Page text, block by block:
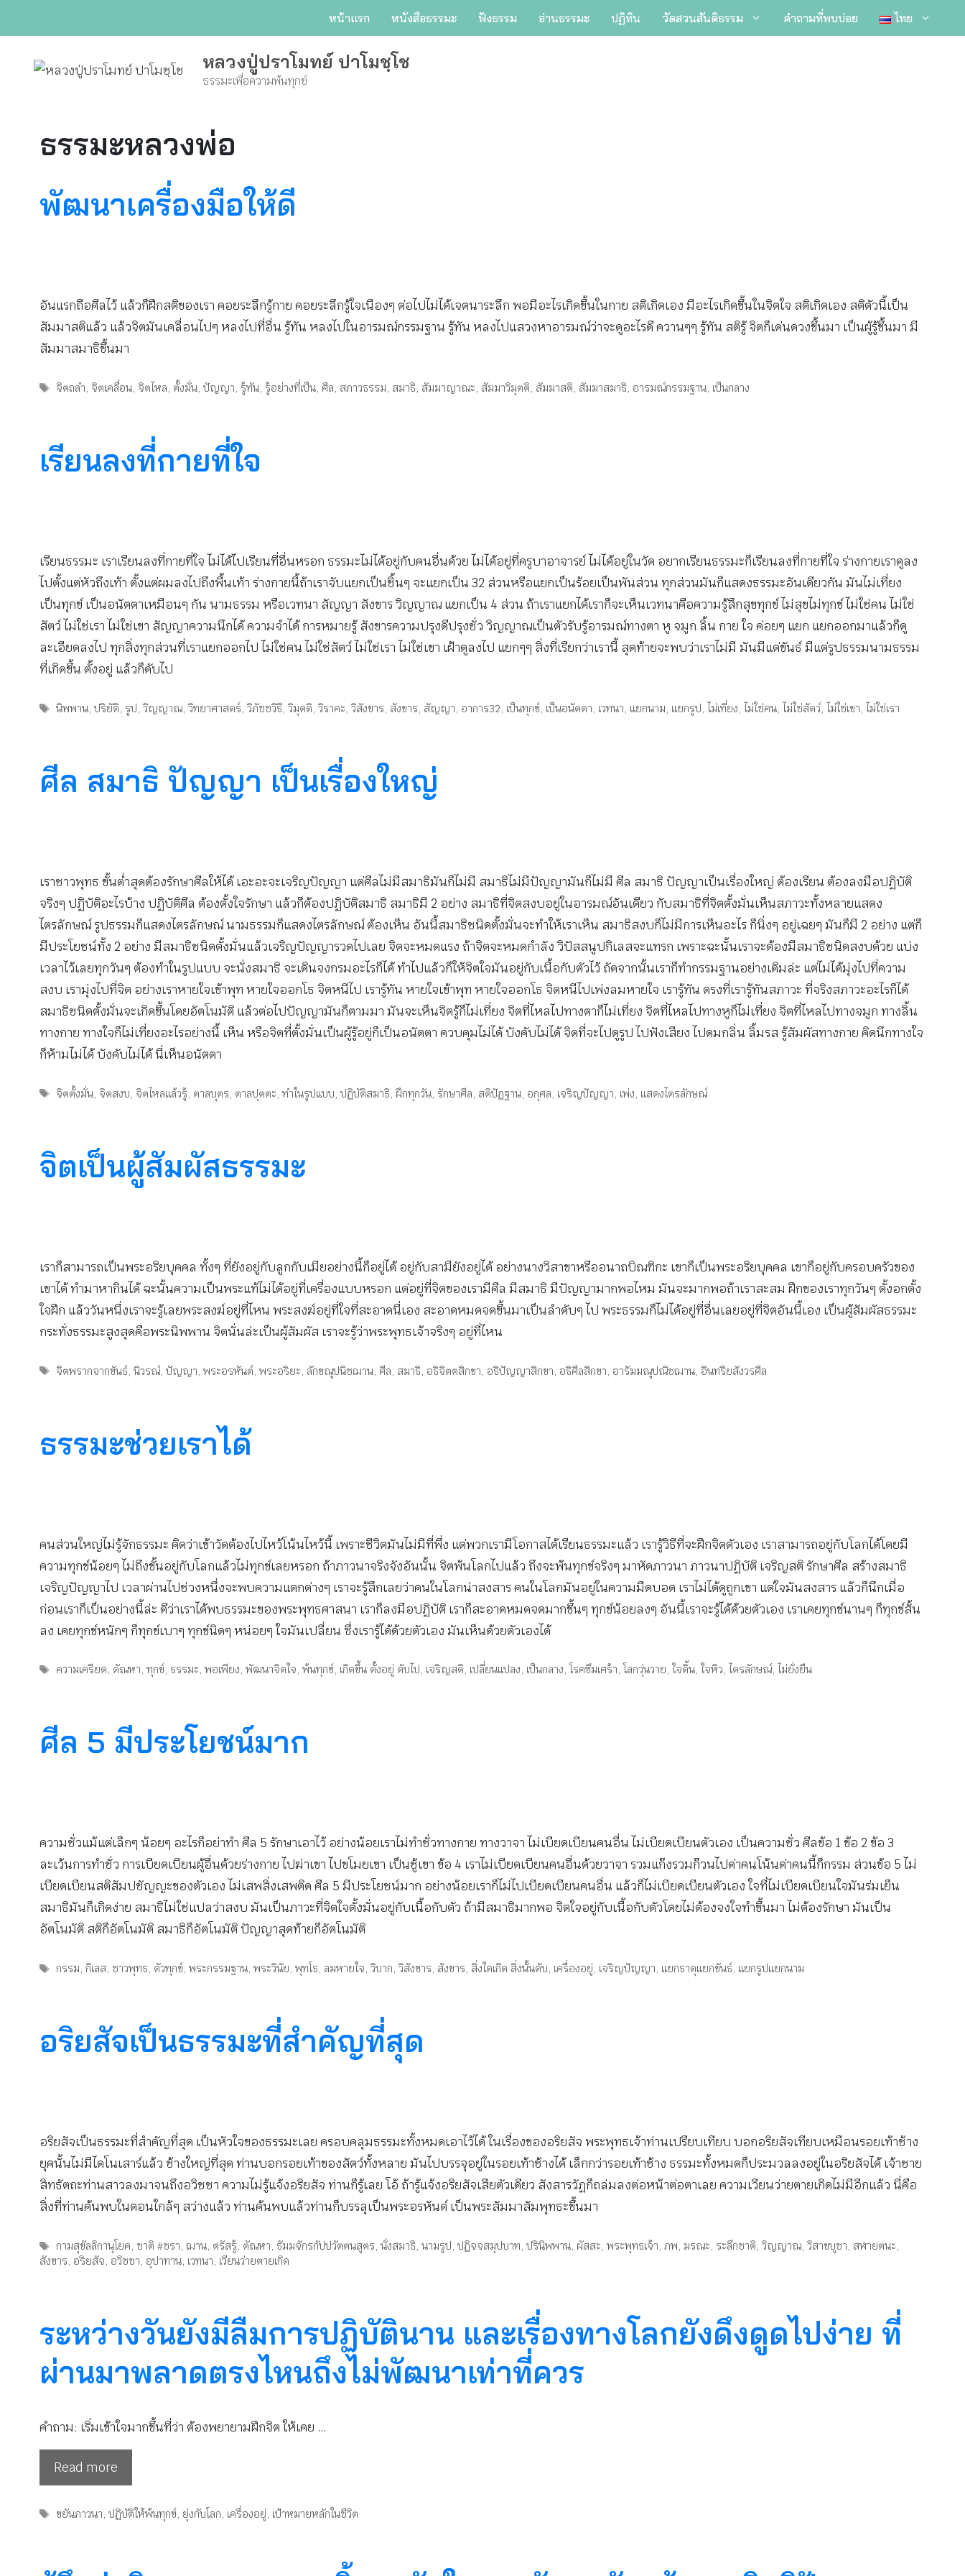
หน้าแรก หนังสือธรรมะ ฟังธรรม อ่านธรรมะ ปฏิทิน วัดสวนสันติธรรม คำถามที่พบบ่อย ไทย
หลวงปู่ปราโมทย์ ปาโมชฺโช
ธรรมะเพื่อความพ้นทุกข์
ธรรมะหลวงพ่อ
พัฒนาเครื่องมือให้ดี
อันแรกถือศีลไว้ แล้วก็ฝึกสติของเรา คอยระลึกรู้กาย คอยระลึกรู้ใจเนืองๆ ต่อไปไม่ได้เจตนาระลึก พอมีอะไรเกิดขึ้นในกาย สติเกิดเอง มีอะไรเกิดขึ้นในจิตใจ สติเกิดเอง สติตัวนี้เป็น
สัมมาสติแล้ว แล้วจิตมันเคลื่อนไปๆ หลงไปที่อื่น รู้ทัน หลงไปในอารมณ์กรรมฐาน รู้ทัน หลงไปแสวงหาอารมณ์ว่าจะดูอะไรดี ควานๆๆ รู้ทัน สติรู้ จิตก็เด่นดวงขึ้นมา เป็นผู้รู้ขึ้นมา มี
สัมมาสมาธิขึ้นมา
Tags
จิตถลำ, จิตเคลื่อน, จิตไหล, ตั้งมั่น,ปัญญา, รู้ทัน, รู้อย่างที่เป็น, ศีล, สภาวธรรม, สมาธิ, สัมมาญาณะ, สัมมาวิมุตติ, สัมมาสติ, สัมมาสมาธิ, อารมณ์กรรมฐาน, เป็นกลาง
เรียนลงที่กายที่ใจ
เรียนธรรมะ เราเรียนลงที่กายที่ใจ ไม่ได้ไปเรียนที่อื่นหรอก ธรรมะไม่ได้อยู่กับคนอื่นด้วย ไม่ได้อยู่ที่ครูบาอาจารย์ ไม่ได้อยู่ในวัด อยากเรียนธรรมะก็เรียนลงที่กายที่ใจ ร่างกายเราดูลง
ไปตั้งแต่หัวถึงเท้า ตั้งแต่ผมลงไปถึงพื้นเท้า ร่างกายนี้ถ้าเราจับแยกเป็นชิ้นๆ จะแยกเป็น 32 ส่วนหรือแยกเป็นร้อยเป็นพันส่วน ทุกส่วนมันก็แสดงธรรมะอันเดียวกัน มันไม่เที่ยง
เป็นทุกข์ เป็นอนัตตาเหมือนๆ กัน นามธรรม หรือเวทนา สัญญา สังขาร วิญญาณ แยกเป็น 4 ส่วน ถ้าเราแยกได้เราก็จะเห็นเวทนาคือความรู้สึกสุขทุกข์ ไม่สุขไม่ทุกข์ ไม่ใช่คน ไม่ใช่
สัตว์ ไม่ใช่เรา ไม่ใช่เขา สัญญาความนึกได้ ความจำได้ การหมายรู้ สังขารความปรุงดีปรุงชั่ว วิญญาณเป็นตัวรับรู้อารมณ์ทางตา หู จมูก ลิ้น กาย ใจ ค่อยๆ แยก แยกออกมาแล้วก็ดู
ละเอียดลงไป ทุกสิ่งทุกส่วนที่เราแยกออกไป ไม่ใช่คน ไม่ใช่สัตว์ ไม่ใช่เรา ไม่ใช่เขา เฝ้าดูลงไป แยกๆๆ สิ่งที่เรียกว่าเรานี้ สุดท้ายจะพบว่าเราไม่มี มันมีแต่ขันธ์ มีแต่รูปธรรมนามธรรม
ที่เกิดขึ้น ตั้งอยู่ แล้วก็ดับไป
Tags
นิพพาน ,ปริยัติ รูป ,วิญญาณ ,วิทยาศาสตร์ ,วิภัชชวิธี ,วิมุตติ ,วิราคะ ,วิสังขาร สังขาร สัญญา อาการ32 เป็นทุกข์ เป็นอนัตตา เวทนา แยกนาม แยกรูป ไม่เที่ยง ไม่ใช่คน ไม่ใช่สัตว์ ไม่ใช่เขา ไม่ใช่เรา
ศีล สมาธิ ปัญญา เป็นเรื่องใหญ่
เราชาวพุทธ ขั้นต่ำสุดต้องรักษาศีลให้ได้ เอะอะจะเจริญปัญญา แต่ศีลไม่มีสมาธิมันก็ไม่มี สมาธิไม่มีปัญญามันก็ไม่มี ศีล สมาธิ ปัญญาเป็นเรื่องใหญ่ ต้องเรียน ต้องลงมือปฏิบัติ
จริงๆ ปฏิบัติอะไรบ้าง ปฏิบัติศีล ต้องตั้งใจรักษา แล้วก็ต้องปฏิบัติสมาธิ สมาธิมี 2 อย่าง สมาธิที่จิตสงบอยู่ในอารมณ์อันเดียว กับสมาธิที่จิตตั้งมั่นเห็นสภาวะทั้งหลายแสดง
ไตรลักษณ์ รูปธรรมก็แสดงไตรลักษณ์ นามธรรมก็แสดงไตรลักษณ์ ต้องเห็น อันนี้สมาธิชนิดตั้งมั่นจะทำให้เราเห็น สมาธิสงบก็ไม่มีการเห็นอะไร ก็นิ่งๆ อยู่เฉยๆ มันก็มี 2 อย่าง แต่ก็
มีประโยชน์ทั้ง 2 อย่าง มีสมาธิชนิดตั้งมั่นแล้วเจริญปัญญารวดไปเลย จิตจะหมดแรง ถ้าจิตจะหมดกำลัง วิปัสสนูปกิเลสจะแทรก เพราะฉะนั้นเราจะต้องมีสมาธิชนิดสงบด้วย แบ่ง
เวลาไว้เลยทุกวันๆ ต้องทำในรูปแบบ จะนั่งสมาธิ จะเดินจงกรมอะไรก็ได้ ทำไปแล้วก็ให้จิตใจมันอยู่กับเนื้อกับตัวไว้ ถัดจากนั้นเราก็ทำกรรมฐานอย่างเดิมล่ะ แต่ไม่ได้มุ่งไปที่ความ
สงบ เรามุ่งไปที่จิต อย่างเราหายใจเข้าพุท หายใจออกโธ จิตหนีไป เรารู้ทัน หายใจเข้าพุท หายใจออกโธ จิตหนีไปเพ่งลมหายใจ เรารู้ทัน ตรงที่เรารู้ทันสภาวะ ที่จริงสภาวะอะไรก็ได้
สมาธิชนิดตั้งมั่นจะเกิดขึ้นโดยอัตโนมัติ แล้วต่อไปปัญญามันก็ตามมา มันจะเห็นจิตรู้ก็ไม่เที่ยง จิตที่ไหลไปทางตาก็ไม่เที่ยง จิตที่ไหลไปทางหูก็ไม่เที่ยง จิตที่ไหลไปทางจมูก ทางลิ้น
ทางกาย ทางใจก็ไม่เที่ยงอะไรอย่างนี้ เห็น หรือจิตที่ตั้งมั่นเป็นผู้รู้อยู่ก็เป็นอนัตตา ควบคุมไม่ได้ บังคับไม่ได้ จิตที่จะไปดูรูป ไปฟังเสียง ไปดมกลิ่น ลิ้มรส รู้สัมผัสทางกาย คิดนึกทางใจ
ก็ห้ามไม่ได้ บังคับไม่ได้ นี่เห็นอนัตตา
Tags
จิตตั้งมั่น จิตสงบ จิตไหลแล้วรู้ ตาลบุตร ตาลปุตตะ ,ทำในรูปแบบ ,ปฏิบัติสมาธิ ,ฝึกทุกวัน รักษาศีล สติปัฏฐาน อกุศล เจริญปัญญา เพ่ง แสดงไตรลักษณ์
จิตเป็นผู้สัมผัสธรรมะ
เราก็สามารถเป็นพระอริยบุคคล ทั้งๆ ที่ยังอยู่กับลูกกับเมียอย่างนี้ก็อยู่ได้ อยู่กับสามียังอยู่ได้ อย่างนางวิสาขาหรืออนาถบิณฑิกะ เขาก็เป็นพระอริยบุคคล เขาก็อยู่กับครอบครัวของ
เขาได้ ทำมาหากินได้ ฉะนั้นความเป็นพระแท้ไม่ได้อยู่ที่เครื่องแบบหรอก แต่อยู่ที่จิตของเรามีศีล มีสมาธิ มีปัญญามากพอไหม มันจะมากพอถ้าเราสะสม ฝึกของเราทุกวันๆ ตั้งอกตั้ง
ใจฝึก แล้ววันหนึ่งเราจะรู้เลยพระสงฆ์อยู่ที่ไหน พระสงฆ์อยู่ที่ใจที่สะอาดนี่เอง สะอาดหมดจดขึ้นมาเป็นลำดับๆ ไป พระธรรมก็ไม่ได้อยู่ที่อื่นเลยอยู่ที่จิตอันนี้เอง เป็นผู้สัมผัสธรรมะ
กระทั่งธรรมะสูงสุดคือพระนิพพาน จิตนั่นล่ะเป็นผู้สัมผัส เราจะรู้ว่าพระพุทธเจ้าจริงๆ อยู่ที่ไหน
Tags
จิตพรากจากขันธ์ ,นิวรณ์ ,ปัญญา ,พระอรหันต์ ,พระอริยะ ลักขณูปนิชฌาน ศีล สมาธิ อธิจิตตสิกขา อธิปัญญาสิกขา อธิศีลสิกขา อารัมมณูปณิชฌาน อินทรียสังวรศีล
ธรรมะช่วยเราได้
คนส่วนใหญ่ไม่รู้จักธรรมะ คิดว่าเข้าวัดต้องไปไหว้โน้นไหว้นี้ เพราะชีวิตมันไม่มีที่พึ่ง แต่พวกเรามีโอกาสได้เรียนธรรมะแล้ว เรารู้วิธีที่จะฝึกจิตตัวเอง เราสามารถอยู่กับโลกได้โดยมี
ความทุกข์น้อยๆ ไม่ถึงขั้นอยู่กับโลกแล้วไม่ทุกข์เลยหรอก ถ้าภาวนาจริงจังอันนั้น จิตพ้นโลกไปแล้ว ถึงจะพ้นทุกข์จริงๆ มาหัดภาวนา ภาวนาปฏิบัติ เจริญสติ รักษาศีล สร้างสมาธิ
เจริญปัญญาไป เวลาผ่านไปช่วงหนึ่งจะพบความแตกต่างๆ เราจะรู้สึกเลยว่าคนในโลกน่าสงสาร คนในโลกมันอยู่ในความมืดบอด เราไม่ได้ดูถูกเขา แต่ใจมันสงสาร แล้วก็นึกเมื่อ
ก่อนเราก็เป็นอย่างนี้ล่ะ ดีว่าเราได้พบธรรมะของพระพุทธศาสนา เราก็ลงมือปฏิบัติ เราก็สะอาดหมดจดมากขึ้นๆ ทุกข์น้อยลงๆ อันนี้เราจะรู้ได้ด้วยตัวเอง เราเคยทุกข์นานๆ ก็ทุกข์สั้น
ลง เคยทุกข์หนักๆ ก็ทุกข์เบาๆ ทุกข์นิดๆ หน่อยๆ ใจมันเปลี่ยน ซึ่งเรารู้ได้ด้วยตัวเอง มันเห็นด้วยตัวเองได้
Tags
ความเครียด, ตัณหา,ทุกข์, ธรรมะ,พอเพียง,พัฒนาจิตใจ,พ้นทุกข์, เกิดขึ้น ตั้งอยู่ ดับไป, เจริญสติ, เปลี่ยนแปลง, เป็นกลาง, โรคซึมเศร้า, โลกวุ่นวาย,ใจดิ้น,ใจหิว, ไตรลักษณ์, ไม่ยั่งยืน
ศีล 5 มีประโยชน์มาก
ความชั่วแม้แต่เล็กๆ น้อยๆ อะไรก็อย่าทำ ศีล 5 รักษาเอาไว้ อย่างน้อยเราไม่ทำชั่วทางกาย ทางวาจา ไม่เบียดเบียนคนอื่น ไม่เบียดเบียนตัวเอง เป็นความชั่ว ศีลข้อ 1 ข้อ 2 ข้อ 3
ละเว้นการทำชั่ว การเบียดเบียนผู้อื่นด้วยร่างกาย ไปฆ่าเขา ไปขโมยเขา เป็นชู้เขา ข้อ 4 เราไม่เบียดเบียนคนอื่นด้วยวาจา รวมแก๊งรวมก๊วนไปด่าคนโน้นด่าคนนี้ก็กรรม ส่วนข้อ 5 ไม่
เบียดเบียนสติสัมปชัญญะของตัวเอง ไม่เสพสิ่งเสพติด ศีล 5 มีประโยชน์มาก อย่างน้อยเราก็ไม่ไปเบียดเบียนคนอื่น แล้วก็ไม่เบียดเบียนตัวเอง ใจที่ไม่เบียดเบียนใจมันร่มเย็น
สมาธิมันก็เกิดง่าย สมาธิไม่ใช่แปลว่าสงบ มันเป็นภาวะที่จิตใจตั้งมั่นอยู่กับเนื้อกับตัว ถ้ามีสมาธิมากพอ จิตใจอยู่กับเนื้อกับตัวโดยไม่ต้องจงใจทำขึ้นมา ไม่ต้องรักษา มันเป็น
อัตโนมัติ สติก็อัตโนมัติ สมาธิก็อัตโนมัติ ปัญญาสุดท้ายก็อัตโนมัติ
Tags
กรรม,กิเลส, ชาวพุทธ, ตัวทุกข์,พระกรรมฐาน,พระวินัย,พุทโธ, ลมหายใจ,วิบาก,วิสังขาร, สังขาร, สิ่งใดเกิด สิ่งนั้นดับ, เครื่องอยู่, เจริญปัญญา, แยกธาตุแยกขันธ์, แยกรูปแยกนาม
อริยสัจเป็นธรรมะที่สำคัญที่สุด
อริยสัจเป็นธรรมะที่สำคัญที่สุด เป็นหัวใจของธรรมะเลย ครอบคลุมธรรมะทั้งหมดเอาไว้ได้ ในเรื่องของอริยสัจ พระพุทธเจ้าท่านเปรียบเทียบ บอกอริยสัจเทียบเหมือนรอยเท้าช้าง
ยุคนั้นไม่มีไดโนเสาร์แล้ว ช้างใหญ่ที่สุด ท่านบอกรอยเท้าของสัตว์ทั้งหลาย มันไปบรรจุอยู่ในรอยเท้าช้างได้ เล็กกว่ารอยเท้าช้าง ธรรมะทั้งหมดก็ประมวลลงอยู่ในอริยสัจได้ เจ้าชาย
สิทธัตถะท่านสาวลงมาจนถึงอวิชชา ความไม่รู้แจ้งอริยสัจ ท่านก็รู้เลย โอ้ ถ้ารู้แจ้งอริยสัจเสียตัวเดียว สังสารวัฏก็ถล่มลงต่อหน้าต่อตาเลย ความเวียนว่ายตายเกิดไม่มีอีกแล้ว นี่คือ
สิ่งที่ท่านค้นพบในตอนใกล้ๆ สว่างแล้ว ท่านค้นพบแล้วท่านก็บรรลุเป็นพระอรหันต์ เป็นพระสัมมาสัมพุทธะขึ้นมา
Tags
กามสุขัลลิกานุโยค, ชาติ #ชรา,ฌาน, ตรัสรู้, ตัณหา, ธัมมจักรกัปปวัตตนสูตร,นั่งสมาธิ,นามรูป,ปฏิจจสมุปบาท,ปรินิพพาน, ผัสสะ,พระพุทธเจ้า,ภพ, มรณะ, ระลึกชาติ,วิญญาณ,วิสาขบูชา, สฬายตนะ,
สังขาร, อริยสัจ, อวิชชา, อุปาทาน, เวทนา, เวียนว่ายตายเกิด
ระหว่างวันยังมีลืมการปฏิบัตินาน และเรื่องทางโลกยังดึงดูดไปง่าย ที่
ผ่านมาพลาดตรงไหนถึงไม่พัฒนาเท่าที่ควร
คำถาม: เริ่มเข้าใจมากขึ้นที่ว่า ต้องพยายามฝึกจิต ให้เคย …
Read more
Tags
ขยันภาวนา,ปฏิบัติให้พ้นทุกข์, ยุ่งกับโลก, เครื่องอยู่, เป้าหมายหลักในชีวิต